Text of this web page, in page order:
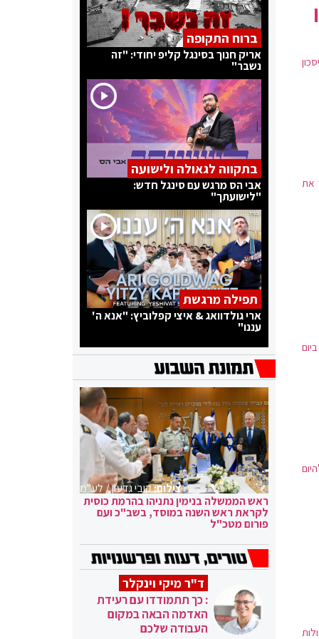
את
ברוח התקופה
אריק חנוך בסינגל קליפ יחודי: "זה
נשבר"
בתקווה לגאולה ולישועה
אבי הס מרגש עם סינגל חדש:
"לישועתך"
תפילה מרגשת
ארי גולדוואג & איצי קפלוביץ: "אנא ה'
עננו"
צילום:קובי גדעון / לע"מ
ראש הממשלה בנימין נתניהו בהרמת כוסית
לקראת ראש השנה במוסד, בשב"כ ועם
פורום מטכ"ל
ד"ר מיקי וינקלר
: כך תתמודדו עם רעידת
האדמה הבאה במקום
העבודה שלכם